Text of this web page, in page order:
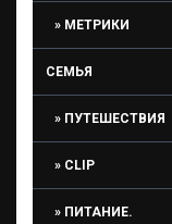
МЕТРИКИ
СЕМЬЯ
ПУТЕШЕСТВИЯ
CLIP
ПИТАНИЕ.